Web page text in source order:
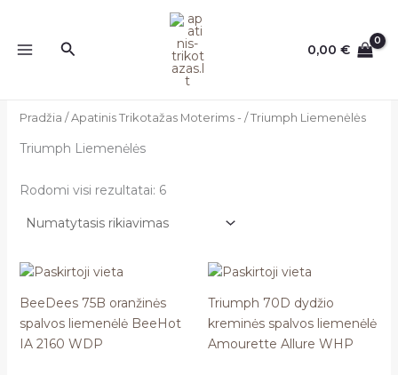
turinio
Paieška 0,00€
Pradžia /Apatinis Trikotažas Moterims - / Triumph Liemenėlės
Triumph Liemenėlės
Rodomi visi rezultatai: 6
BeeDees 75B oranžinės
spalvos liemenėlė BeeHot
IA 2160 WDP
Triumph 70D dydžio
kreminės spalvos liemenėlė
Amourette Allure WHP